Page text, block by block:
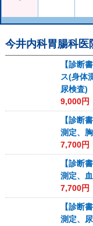
今井内科胃腸科医
【診断
ス(身体
尿検査)
9,000円
【診断
測定、
7,700円
【診断
測定、
7,700円
【診断
測定、